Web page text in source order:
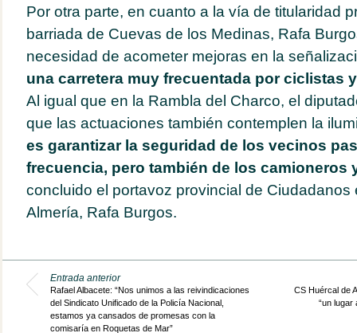
Por otra parte, en cuanto a la vía de titularidad
barriada de Cuevas de los Medinas, Rafa
necesidad de acometer mejoras en la
una carretera muy frecuentada por ciclistas
Al igual que en la Rambla del Charco, el
que las actuaciones también contemplen la
es garantizar la seguridad de los vecinos
frecuencia, pero también de los camioneros
concluido el portavoz provincial de Ciudadanos
Almería, Rafa Burgos.
Entrada anterior
Rafael Albacete: “Nos unimos a las reivindicaciones
del Sindicato Unificado de la Policía Nacional,
estamos ya cansados de promesas con la
comisaría en Roquetas de Mar”
CS Huércal de
“un lugar